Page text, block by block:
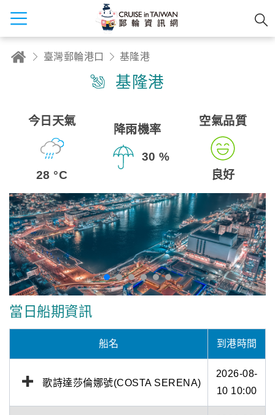
臺灣郵輪港口 基隆港
基隆港
今日天氣
28 °C
降雨機率
30 %
空氣品質
良好
當日船期資訊
船名 到港時間
歌詩達莎倫娜號(COSTA SERENA)
2026-08-
10 10:00